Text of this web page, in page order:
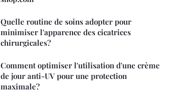
Quelle routine de soins adopter pour
minimiser l'apparence des cicatrices
chirurgicales?
Comment optimiser l'utilisation d'une crème
de jour anti-UV pour une protection
maximale?